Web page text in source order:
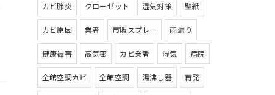
カビ肺炎 クローゼット 湿気対策 壁紙
カビ原因 業者 市販スプレー 雨漏り
健康被害 高気密 カビ業者 湿気 病院
全館空調カビ 全館空調 湯沸し器 再発